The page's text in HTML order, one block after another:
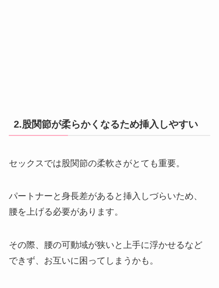
2.股関節が柔らかくなるため挿入しやすい
セックスでは股関節の柔軟さがとても重要。
パートナーと身長差があると挿入しづらいため、
腰を上げる必要があります。
その際、腰の可動域が狭いと上手に浮かせるなど
できず、お互いに困ってしまうかも。